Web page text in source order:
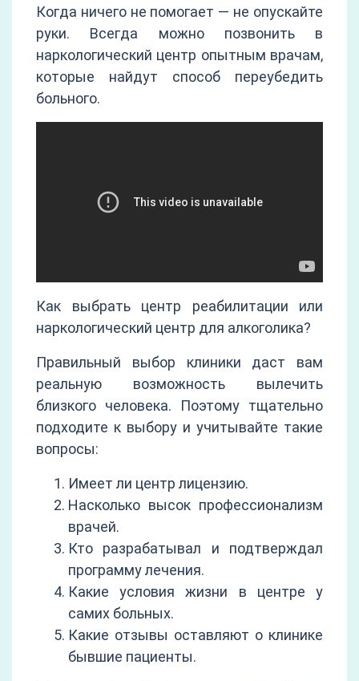
Когда ничего не помогает — не опускайте
руки. Всегда можно позвонить в
наркологический центр опытным врачам,
которые найдут способ переубедить
больного.
Как выбрать центр реабилитации или
наркологический центр для алкоголика?
Правильный выбор клиники даст вам
реальную возможность вылечить
близкого человека. Поэтому тщательно
подходите к выбору и учитывайте такие
вопросы:
Имеет ли центр лицензию.
Насколько высок профессионализм
врачей.
Кто разрабатывал и подтверждал
программу лечения.
Какие условия жизни в центре у
самих больных.
Какие отзывы оставляют о клинике
бывшие пациенты.